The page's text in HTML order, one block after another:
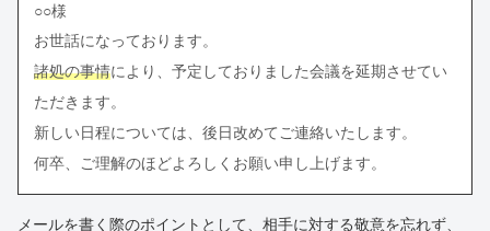
○○様
お世話になっております。
諸処の事情により、予定しておりました会議を延期させてい
ただきます。
新しい日程については、後日改めてご連絡いたします。
何卒、ご理解のほどよろしくお願い申し上げます。
メールを書く際のポイントとして、相手に対する敬意を忘れず、